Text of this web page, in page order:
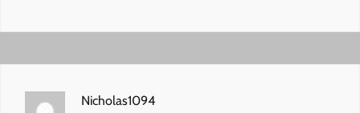
Nicholas1094